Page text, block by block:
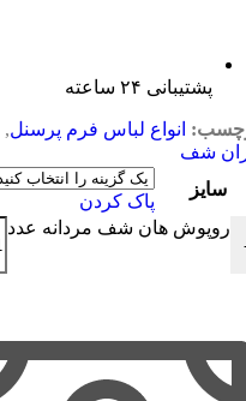
پشتیبانی ۲۴ ساعته
انواع لباس فرم پرسنل,
شف
سایز
پاک کردن
روپوش هان شف مردانه عدد